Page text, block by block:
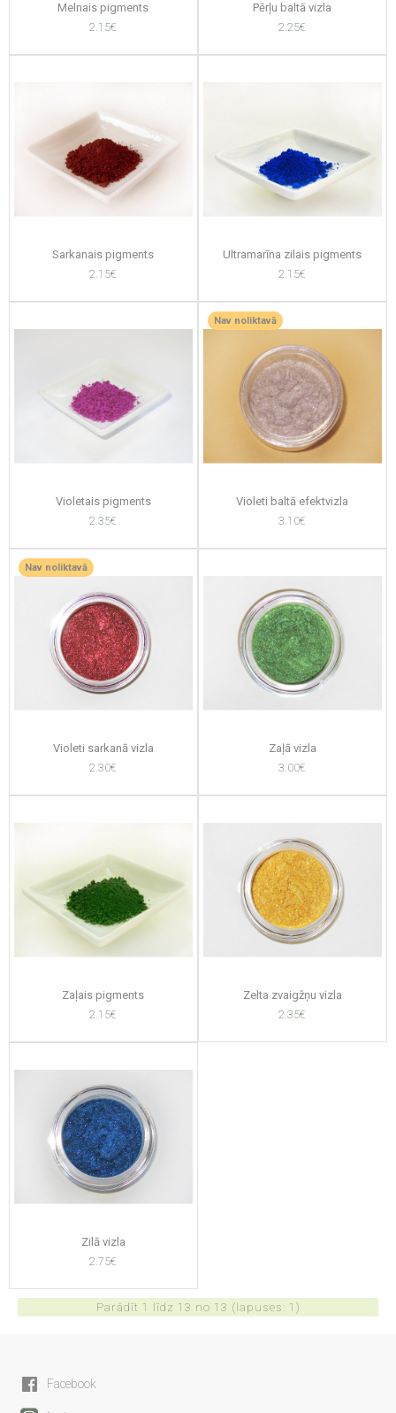
Melnais pigments
2.15€
Pērļu baltā vizla
2.25€
Sarkanais pigments
2.15€
Ultramarīna zilais pigments
2.15€
Violetais pigments
2.35€
Nav noliktavā
Violeti baltā efektvizla
3.10€
Nav noliktavā
Violeti sarkanā vizla
2.30€
Zaļā vizla
3.00€
Zaļais pigments
2.15€
Zelta zvaigžņu vizla
2.35€
Zilā vizla
2.75€
Parādīt 1 līdz 13 no 13 (lapuses: 1)
Facebook